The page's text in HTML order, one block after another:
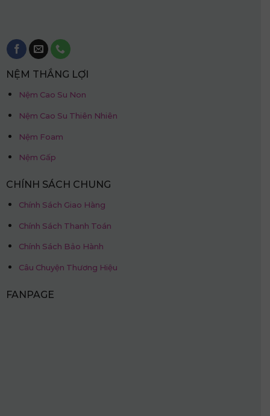
NỆM THẮNG LỢI
Nệm Cao Su Non
Nệm Cao Su Thiên Nhiên
Nệm Foam
Nệm Gấp
CHÍNH SÁCH CHUNG
Chính Sách Giao Hàng
Chính Sách Thanh Toán
Chính Sách Bảo Hành
Câu Chuyện Thương Hiệu
FANPAGE